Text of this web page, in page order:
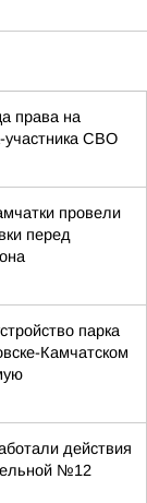
права на
участника СВО
провели
перед
парка
Камчатском
действия
№12